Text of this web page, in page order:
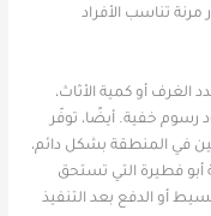
تناسب الأفراد
الغرف أو كمية الأثاث،
خفية. أيضًا، توفّر
في المنطقة بشكل دائم،
فطيرة التي تستحق
أو الدفع بعد التنفيذ